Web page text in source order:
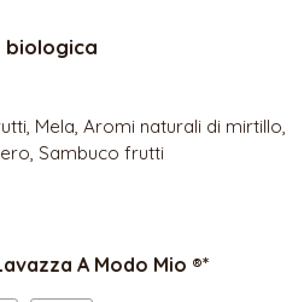
Mela, Aromi naturali di mirtillo,
Sambuco frutti
A Modo Mio ®*